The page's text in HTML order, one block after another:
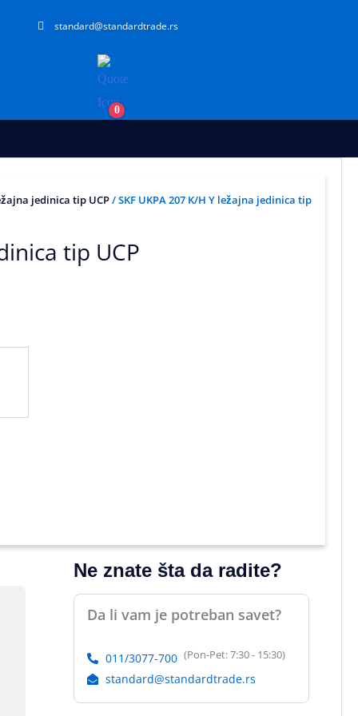
standard@standardtrade.rs
0
jedinica tip UCP/ SKF UKPA 207 K/H Y ležajna jedinica tip
tip UCP
Ne znate šta da radite?
Da li vam je potreban savet?
011/3077-700 (Pon-Pet: 7:30 - 15:30)
standard@standardtrade.rs